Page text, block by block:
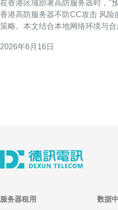
在香港区域部署高防服务器时，"
香港高防服务器不防CC攻击 风险
策略。本文结合本地网络环境与
全韧性。 概述：香港高防服务器面临的CC攻击挑战
2026年6月16日
服务器租用 数据